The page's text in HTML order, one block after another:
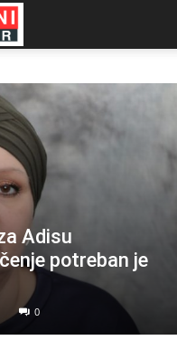
Adisu
potreban je
0